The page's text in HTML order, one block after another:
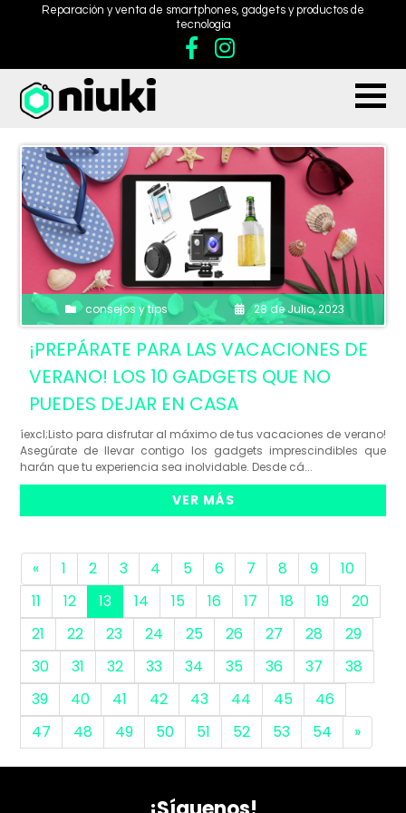
Reparación y venta de smartphones, gadgets y productos de
tecnología
consejos y tips 28 de Julio, 2023
¡PREPÁRATE PARA LAS VACACIONES DE
VERANO! LOS 10 GADGETS QUE NO
PUEDES DEJAR EN CASA
íexcl;Listo para disfrutar al máximo de tus vacaciones de verano!
Asegúrate de llevar contigo los gadgets imprescindibles que
harán que tu experiencia sea inolvidable. Desde cá...
VER MÁS
« 1 2 3 4 5 6 7 8 9
10
11
12 13 14 15 16 17 18 19
20
21
22 23 24 25 26 27 28
29
30
31 32 33 34 35 36 37
38
39
40 41 42 43 44 45
46
47
48 49 50 51 52 53 54 »